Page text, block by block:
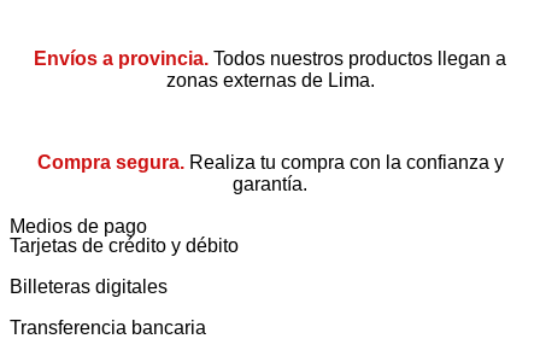
Envíos a provincia. Todos nuestros productos llegan a
zonas externas de Lima.
Compra segura.Realiza tu compra con la confianza y
garantía.
Medios de pago
Tarjetas de crédito y débito
Billeteras digitales
Transferencia bancaria